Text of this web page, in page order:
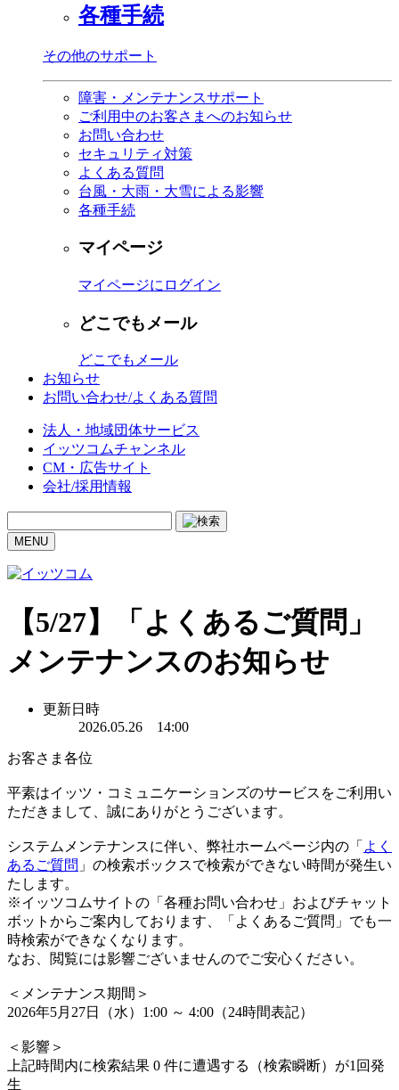
各種手続
その他のサポート
障害・メンテナンスサポート
ご利用中のお客さまへのお知らせ
お問い合わせ
セキュリティ対策
よくある質問
台風・大雨・大雪による影響
各種手続
マイページ
マイページにログイン
どこでもメール
どこでもメール
お知らせ
お問い合わせ/よくある質問
法人・地域団体サービス
イッツコムチャンネル
CM・広告サイト
会社/採用情報
MENU
【5/27】「よくあるご質問」
メンテナンスのお知らせ
更新日時
2026.05.26 14:00
お客さま各位
平素はイッツ・コミュニケーションズのサービスをご利用い
ただきまして、誠にありがとうございます。
システムメンテナンスに伴い、弊社ホームページ内の「 よく
あるご質問 」の検索ボックスで検索ができない時間が発生い
たします。
※イッツコムサイトの「各種お問い合わせ」およびチャット
ボットからご案内しております、「よくあるご質問」でも一
時検索ができなくなります。
なお、閲覧には影響ございませんのでご安心ください。
＜メンテナンス期間＞
2026年5月27日（水）1:00 ～ 4:00（24時間表記）
＜影響＞
上記時間内に検索結果 0 件に遭遇する（検索瞬断）が1回発
生